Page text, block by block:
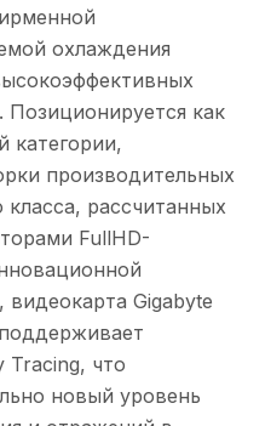
охлаждения
как
категории,
производительных
рассчитанных
FullHD-
видеокарта Gigabyte
Tracing, что
новый уровень